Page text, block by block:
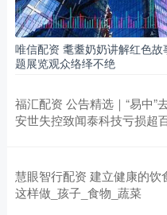
唯信配资 耄耋奶奶讲解红色
题展览观众络绎不绝
福汇配资 公告精选｜“易中”
安世失控致闻泰科技亏损超
慧眼智行配资 建立健康的饮
这样做_孩子_食物_蔬菜